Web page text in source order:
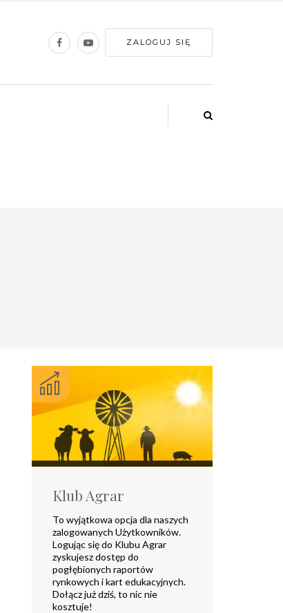
ZALOGUJ SIĘ
Klub Agrar
To wyjątkowa opcja dla naszych
zalogowanych Użytkowników.
Logując się do Klubu Agrar
zyskujesz dostęp do
pogłębionych raportów
rynkowych i kart edukacyjnych.
Dołącz już dziś, to nic nie
kosztuje!